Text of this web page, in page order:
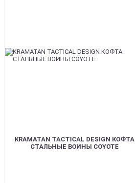
KRAMATAN TACTICAL DESIGN КОФТА
СТАЛЬНЫЕ ВОИНЫ COYOTE